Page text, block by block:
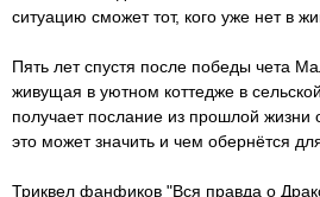
ситуацию сможет тот, кого уже нет в
Пять лет спустя после победы чета
живущая в уютном коттедже в
получает послание из прошлой жизни
это может значить и чем обернётся
Триквел фанфиков "Вся правда о